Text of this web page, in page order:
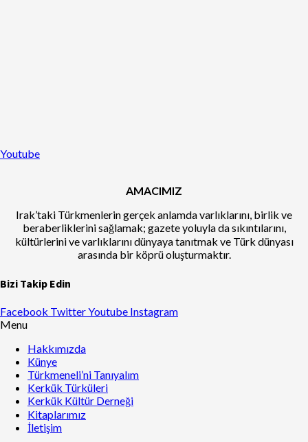
Youtube
AMACIMIZ
Irak’taki Türkmenlerin gerçek anlamda varlıklarını, birlik ve
beraberliklerini sağlamak; gazete yoluyla da sıkıntılarını,
kültürlerini ve varlıklarını dünyaya tanıtmak ve Türk dünyası
arasında bir köprü oluşturmaktır.
Bizi Takip Edin
Facebook TwitterYoutube Instagram
Menu
Hakkımızda
Künye
Türkmeneli’ni Tanıyalım
Kerkük Türküleri
Kerkük Kültür Derneği
Kitaplarımız
İletişim